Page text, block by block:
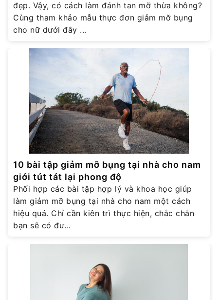
đẹp. Vậy, có cách làm đánh tan mỡ thừa không?
Cùng tham khảo mẫu thực đơn giảm mỡ bụng
cho nữ dưới đây ...
10 bài tập giảm mỡ bụng tại nhà cho nam
giới tút tát lại phong độ
Phối hợp các bài tập hợp lý và khoa học giúp
làm giảm mỡ bụng tại nhà cho nam một cách
hiệu quả. Chỉ cần kiên trì thực hiện, chắc chắn
bạn sẽ có đư...